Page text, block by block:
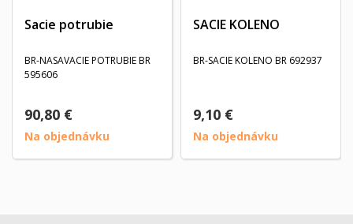
Sacie potrubie
BR-NASAVACIE POTRUBIE BR
595606
90,80 €
Na objednávku
SACIE KOLENO
BR-SACIE KOLENO BR 692937
9,10 €
Na objednávku